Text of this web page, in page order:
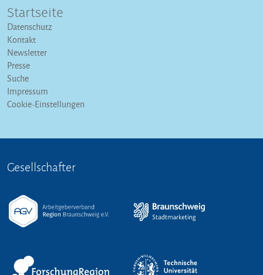
Startseite
Datenschutz
Kontakt
Newsletter
Presse
Suche
Impressum
Cookie-Einstellungen
Gesellschafter